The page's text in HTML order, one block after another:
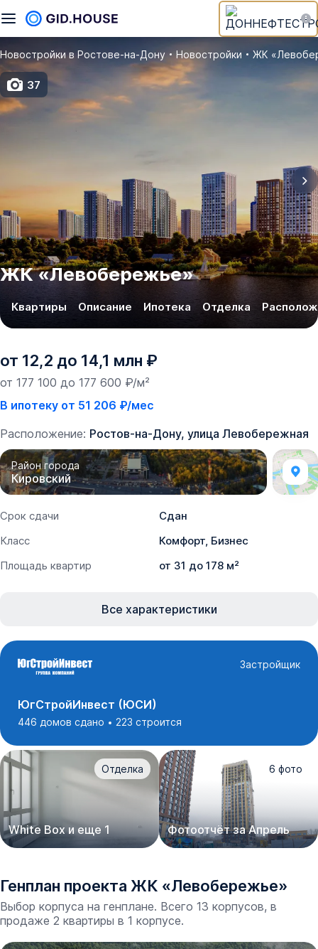
Новостройки в Ростове‑на‑Дону Новостройки ЖК
37
ЖК«Левобережье»
Квартиры Описание Ипотека Отделка
от 12,2 до 14,1 млн ₽
от 177 100 до 177 600 ₽/м²
В ипотеку от 51 206 ₽/мес
Расположение: Ростов-на-Дону, улица Левобережная
Район города
Кировский
Срок сдачи
Сдан
Класс
Комфорт, Бизнес
Площадь квартир
от 31 до 178 м²
Все характеристики
Застройщик
ЮгСтройИнвест (ЮСИ)
446 домов сдано 223 строится
Отделка
White Box и еще 1
6 фото
Фотоотчёт за Апрель
Генплан проекта ЖК «Левобережье»
Выбор корпуса на генплане. Всего 13 корпусов, в
продаже 2 квартиры в 1 корпусе.